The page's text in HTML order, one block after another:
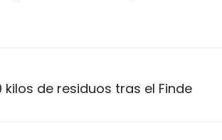
de residuos tras el Finde